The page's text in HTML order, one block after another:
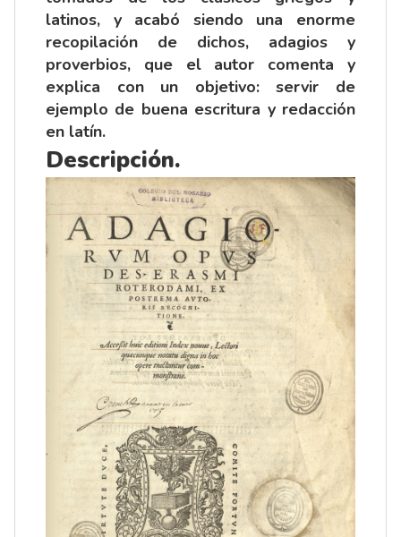
latinos, y acabó siendo una enorme
recopilación de dichos, adagios y
proverbios, que el autor comenta y
explica con un objetivo: servir de
ejemplo de buena escritura y redacción
en latín.
Descripción.